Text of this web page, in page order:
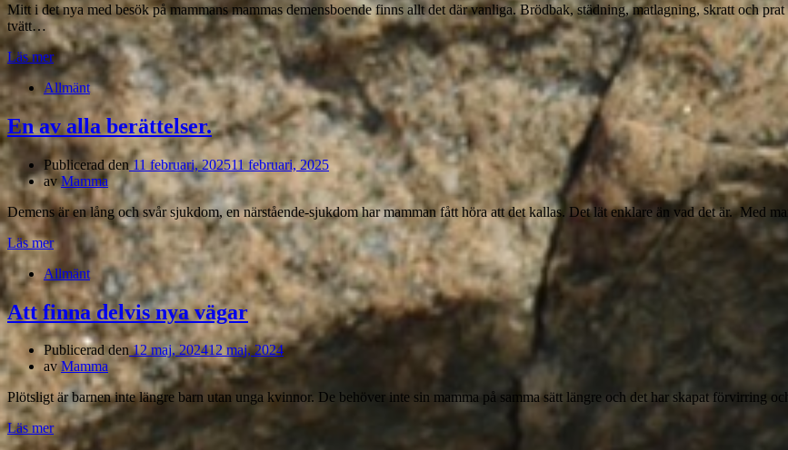
Mitt i det nya med besök på mammans mammas demensboende finns allt det där vanliga. Brödbak, städning, matlagning, skratt och
tvätt…
Läs mer
Allmänt
En av alla berättelser.
Publicerad den 11 februari, 202511 februari, 2025
av Mamma
Demens är en lång och svår sjukdom, en närstående-sjukdom har mamman fått höra att det kallas. Det lät enklare än vad det är. Med
Läs mer
Allmänt
Att finna delvis nya vägar
Publicerad den 12 maj, 202412 maj, 2024
av Mamma
Plötsligt är barnen inte längre barn utan unga kvinnor. De behöver inte sin mamma på samma sätt längre och det har skapat förvirring
Läs mer